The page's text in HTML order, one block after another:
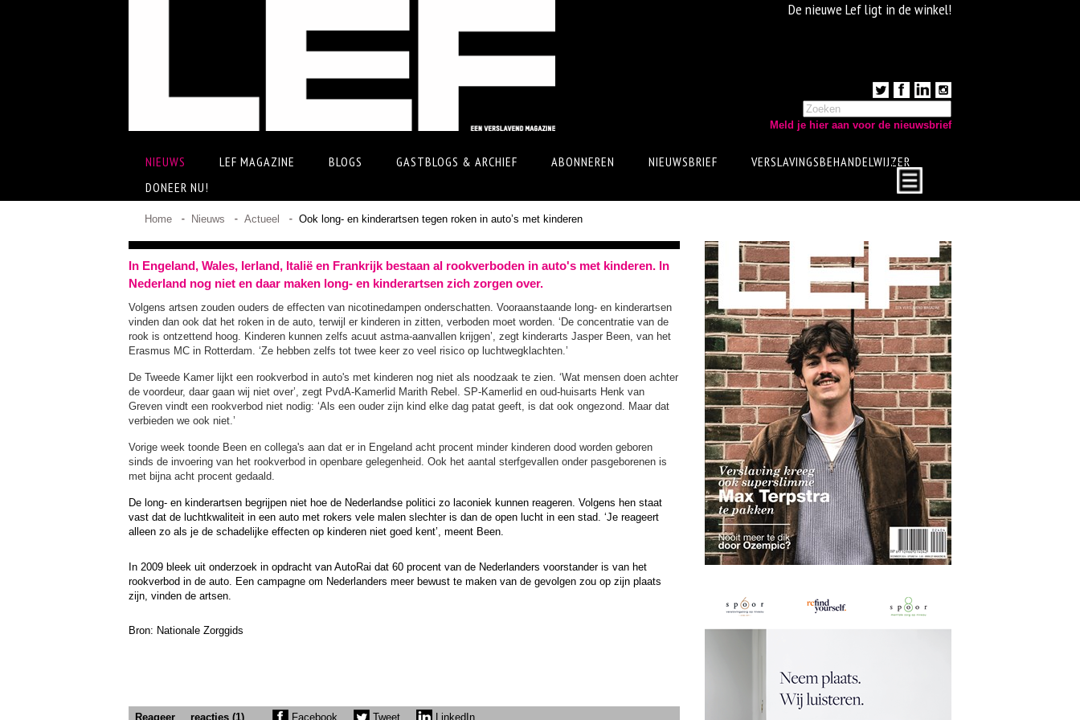
De nieuwe Lef ligt in de winkel!
Meld je hier aan voor de nieuwsbrief
NIEUWS LEF MAGAZINE BLOGS GASTBLOGS & ARCHIEF ABONNEREN NIEUWSBRIEF
VERSLAVINGSBEHANDELWIJZER
DONEER NU!
Home Nieuws Actueel Ook long- en kinderartsen tegen roken in auto’s met kinderen
In Engeland, Wales, Ierland, Italië en Frankrijk bestaan al rookverboden in auto's met kinderen. In
Nederland nog niet en daar maken long- en kinderartsen zich zorgen over.
Volgens artsen zouden ouders de effecten van nicotinedampen onderschatten. Vooraanstaande long- en kinderartsen
vinden dan ook dat het roken in de auto, terwijl er kinderen in zitten, verboden moet worden. ‘De concentratie van de
rook is ontzettend hoog. Kinderen kunnen zelfs acuut astma-aanvallen krijgen’, zegt kinderarts Jasper Been, van het
Erasmus MC in Rotterdam. ‘Ze hebben zelfs tot twee keer zo veel risico op luchtwegklachten.’
De Tweede Kamer lijkt een rookverbod in auto's met kinderen nog niet als noodzaak te zien. ‘Wat mensen doen achter
de voordeur, daar gaan wij niet over’, zegt PvdA-Kamerlid Marith Rebel. SP-Kamerlid en oud-huisarts Henk van
Greven vindt een rookverbod niet nodig: ‘Als een ouder zijn kind elke dag patat geeft, is dat ook ongezond. Maar dat
verbieden we ook niet.’
Vorige week toonde Been en collega's aan dat er in Engeland acht procent minder kinderen dood worden geboren
sinds de invoering van het rookverbod in openbare gelegenheid. Ook het aantal sterfgevallen onder pasgeborenen is
met bijna acht procent gedaald.
De long- en kinderartsen begrijpen niet hoe de Nederlandse politici zo laconiek kunnen reageren. Volgens hen staat
vast dat de luchtkwaliteit in een auto met rokers vele malen slechter is dan de open lucht in een stad. ‘Je reageert
alleen zo als je de schadelijke effecten op kinderen niet goed kent’, meent Been.
In 2009 bleek uit onderzoek in opdracht van AutoRai dat 60 procent van de Nederlanders voorstander is van het
rookverbod in de auto.
Een campagne om Nederlanders meer bewust te maken van de gevolgen zou op zijn plaats
zijn, vinden de artsen.
Bron: Nationale Zorggids
Reageer reacties (1) Facebook Tweet LinkedIn